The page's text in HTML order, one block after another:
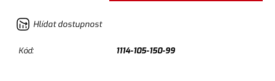
Hlídat dostupnost
Kód: 1114-105-150-99